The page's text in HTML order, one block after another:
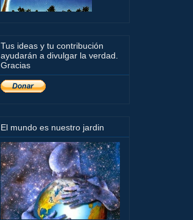
Tus ideas y tu contribución
ayudarán a divulgar la verdad.
Gracias
El mundo es nuestro jardin